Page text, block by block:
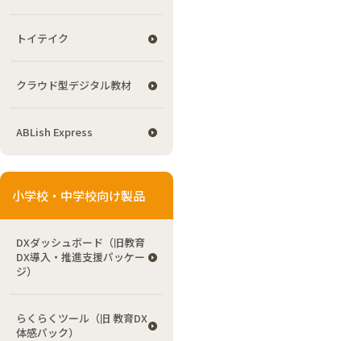
トイテイク
クラウド型デジタル教材
ABLish Express
小学校・中学校向け製品
DXダッシュボード（旧教育
DX導入・推進支援パッケー
ジ）
らくらくツール（旧 教育DX
体感パック）